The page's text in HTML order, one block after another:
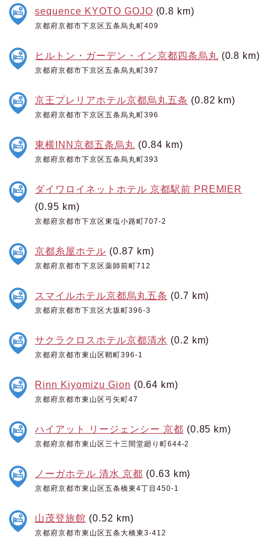
sequence KYOTO GOJO (0.8 km)
京都府京都市下京区五条烏丸町409
ヒルトン・ガーデン・イン京都四条烏丸 (0.8 km)
京都府京都市下京区五条烏丸町397
京王プレリアホテル京都烏丸五条 (0.82 km)
京都府京都市下京区五条烏丸町396
東横INN京都五条烏丸 (0.84 km)
京都府京都市下京区五条烏丸町393
ダイワロイネットホテル 京都駅前 PREMIER
(0.95 km)
京都府京都市下京区東塩小路町707-2
京都糸屋ホテル (0.87 km)
京都府京都市下京区薬師前町712
スマイルホテル京都烏丸五条 (0.7 km)
京都府京都市下京区大坂町396-3
サクラクロスホテル京都清水 (0.2 km)
京都府京都市東山区鞘町396-1
Rinn Kiyomizu Gion (0.64 km)
京都府京都市東山区弓矢町47
ハイアット リージェンシー 京都 (0.85 km)
京都府京都市東山区三十三間堂廻り町644-2
ノーガホテル 清水 京都 (0.63 km)
京都府京都市東山区五条橋東4丁目450-1
山茂登旅館 (0.52 km)
京都府京都市東山区五条大橋東3-412